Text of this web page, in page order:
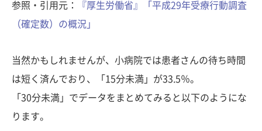
参照・引用元：
『厚生労働省』「平成29年受療行動調査
（確定数）の概況」
当然かもしれませんが、小病院では患者さんの待ち時間
は短く済んでおり、「15分未満」が33.5％。
「30分未満」でデータをまとめてみると以下のようにな
ります。